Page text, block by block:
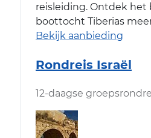
reisleiding. Ontdek het
boottocht Tiberias
Bekijk aanbieding
Rondreis Israël
12-daagse